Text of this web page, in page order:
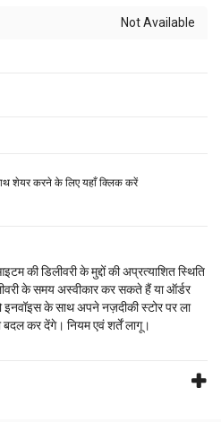
Not Available
शेयर करने के लिए यहाँ क्लिक करें
की डिलीवरी के मुद्दों की अप्रत्याशित स्थिति
के समय अस्वीकार कर सकते हैं या ऑर्डर
के साथ अपने नज़दीकी स्टोर पर ला
कर देंगे। नियम एवं शर्तें लागू।